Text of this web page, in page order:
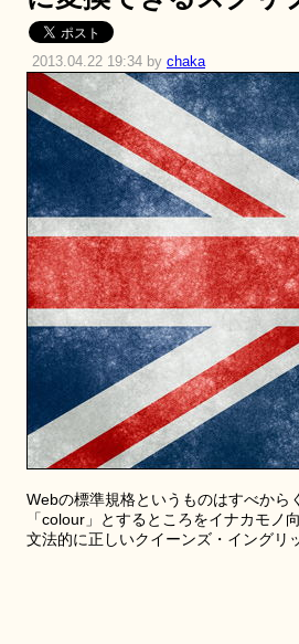
2013.04.22 19:34 by chaka
Webの標準規格というものはすべから
「colour」とするところをイナカモノ
文法的に正しいクイーンズ・イングリ